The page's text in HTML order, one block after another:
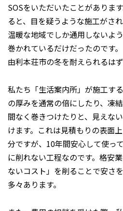
SOSをいただいたことがありま
ると、目を疑うような施工がさ
温暖な地域でしか通用しないよ
巻かれているだけだったのです
由利本荘市の冬を耐えられるは
私たち「生活案内所」が施工す
の厚みを通常の倍にしたり、凍
間なく巻きつけたりと、見えな
けます。これは見積もりの表面
分ですが、10年間安心して使っ
に削れない工程なのです。格安
ないコスト」を削ることで安さ
多々あります。